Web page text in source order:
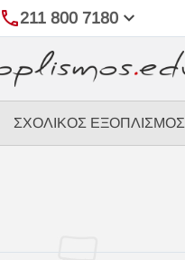
211 800 7180
ΣΧΟΛΙΚΟΣ ΕΞΟΠΛΙΣΜΟΣ